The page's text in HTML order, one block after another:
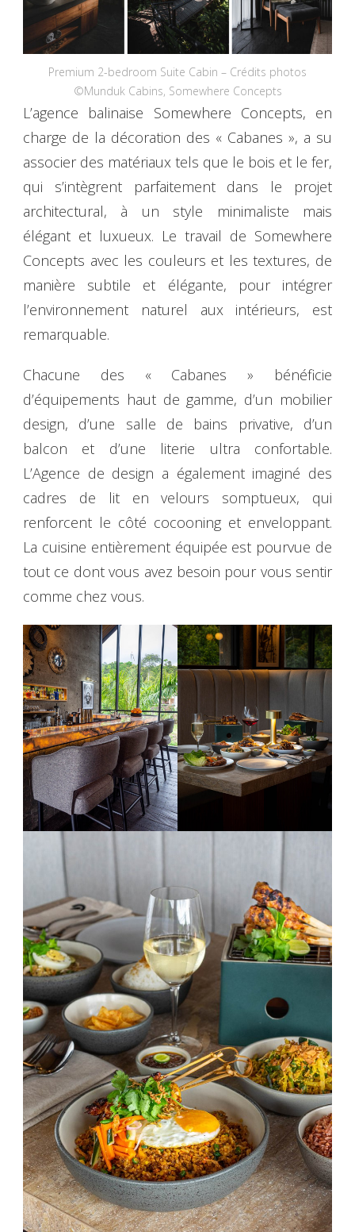
Premium 2-bedroom Suite Cabin – Crédits photos
©Munduk Cabins, Somewhere Concepts
L’agence balinaise Somewhere Concepts, en
charge de la décoration des « Cabanes », a su
associer des matériaux tels que le bois et le fer,
qui s’intègrent parfaitement dans le projet
architectural, à un style minimaliste mais
élégant et luxueux. Le travail de Somewhere
Concepts avec les couleurs et les textures, de
manière subtile et élégante, pour intégrer
l’environnement naturel aux intérieurs, est
remarquable.
Chacune des « Cabanes » bénéficie
d’équipements haut de gamme, d’un mobilier
design, d’une salle de bains privative, d’un
balcon et d’une literie ultra confortable.
L’Agence de design a également imaginé des
cadres de lit en velours somptueux, qui
renforcent le côté cocooning et enveloppant.
La cuisine entièrement équipée est pourvue de
tout ce dont vous avez besoin pour vous sentir
comme chez vous.